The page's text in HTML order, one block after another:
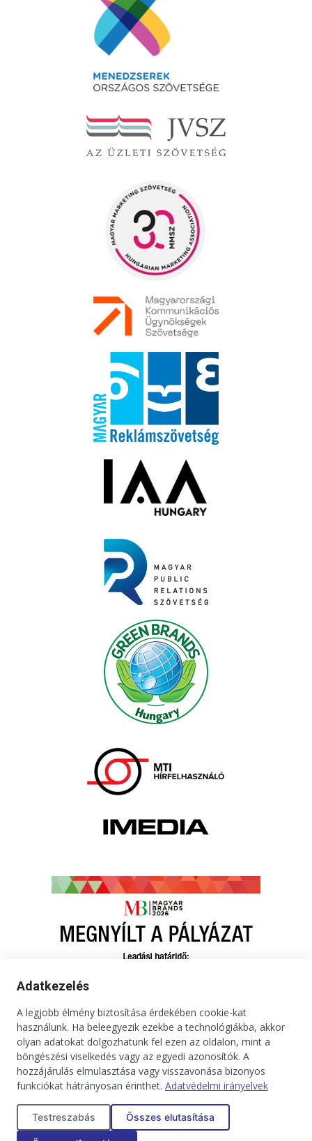
Kapcsolat Impresszum Médiaajánlat
Jogi tudnivalók
Adatkezelési tájékoztató
Adatkezelés
A legjobb élmény biztosítása érdekében cookie-kat
használunk. Ha beleegyezik ezekbe a technológiákba, akkor
olyan adatokat dolgozhatunk fel ezen az oldalon, mint a
böngészési viselkedés vagy az egyedi azonosítók. A
hozzájárulás elmulasztása vagy visszavonása bizonyos
funkciókat hátrányosan érinthet. Adatvédelmi irányelvek
Testreszabás Összes elutasítása